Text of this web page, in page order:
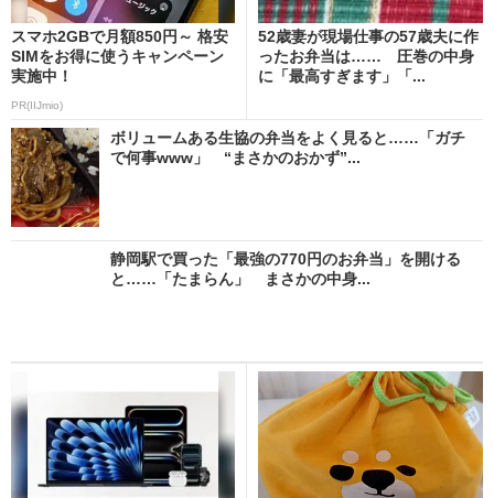
スマホ2GBで月額850円～ 格安
SIMをお得に使うキャンペーン
実施中！
PR(IIJmio)
52歳妻が現場仕事の57歳夫に作
ったお弁当は…… 圧巻の中身
に「最高すぎます」「...
ボリュームある生協の弁当をよく見ると……「ガチ
で何事www」 “まさかのおかず”...
静岡駅で買った「最強の770円のお弁当」を開ける
と……「たまらん」 まさかの中身...